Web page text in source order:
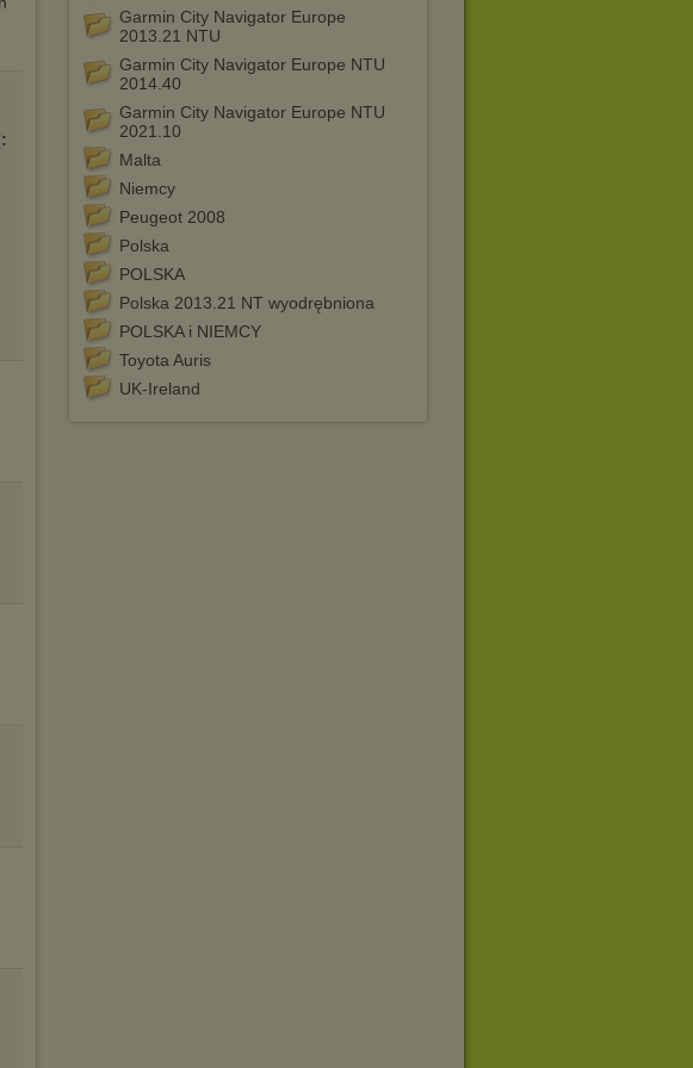
cookies niestety
Partnerów
działań
Ci reklama nie
to reklama
internetowej w
cookies na
pliki cookies,
przeglądarki
pod adresem
Garmin City Navigator Europe
2013.21 NTU
Garmin City Navigator Europe NTU
2014.40
Garmin City Navigator Europe NTU
2021.10
Malta
Niemcy
Peugeot 2008
Polska
POLSKA
Polska 2013.21 NT wyodrębniona
POLSKA i NIEMCY
Toyota Auris
UK-Ireland